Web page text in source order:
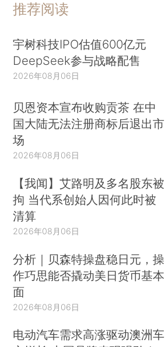
推荐阅读
宇树科技IPO估值600亿元
DeepSeek参与战略配售
2026年08月06日
贝恩资本宣布收购贡茶 在中
国大陆无法注册商标后退出市
场
2026年08月06日
【我闻】艾路明及多名股东被
拘 当代系创始人因何此时被
清算
2026年08月06日
分析｜贝森特操盘稳日元，操
作巧思能否撬动美日货币基本
面
2026年08月06日
电动汽车需求高涨驱动澳洲车